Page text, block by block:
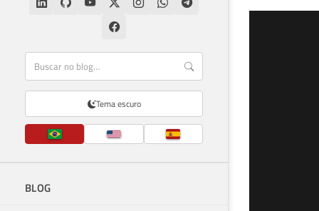
Tema escuro
BLOG